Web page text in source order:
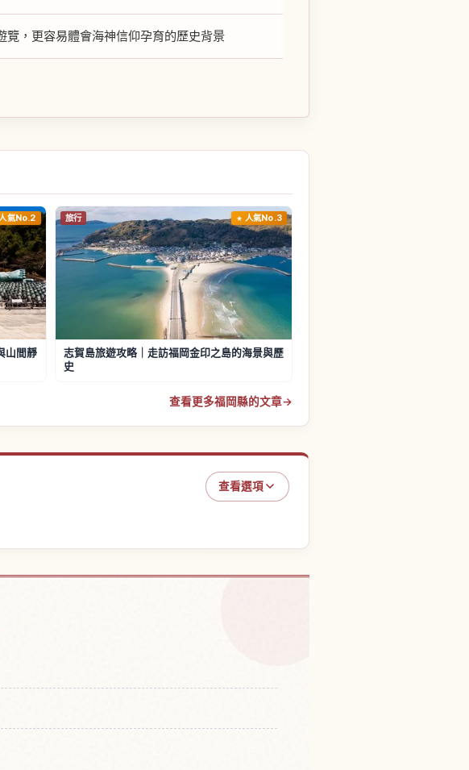
，更容易體會海神信仰孕育的歷史背景
氣No.2
山間靜
旅行 人氣No.3
志賀島旅遊攻略｜走訪福岡金印之島的海景與歷
史
查看更多福岡縣的文章→
查看選項